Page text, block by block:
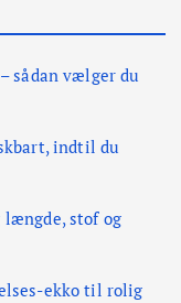
sådan vælger du
indtil du
stof og
ekko til rolig